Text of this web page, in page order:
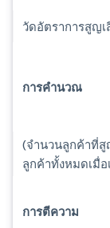
วัดอัตราการสูญ
การคำนวณ
(จำนวนลูกค้าที่สู
ลูกค้าทั้งหมดเมื่อ
การตีความ